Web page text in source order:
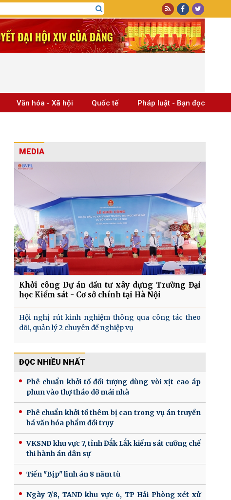
Văn hóa - Xã hội Quốc tế Pháp luật - Bạn đọc
MEDIA
Khởi công Dự án đầu tư xây dựng Trường Đại
học Kiểm sát - Cơ sở chính tại Hà Nội
Hội nghị rút kinh nghiệm thông qua công tác theo
dõi, quản lý 2 chuyên đề nghiệp vụ
ĐỌC NHIỀU NHẤT
Phê chuẩn khởi tố đối tượng dùng vòi xịt cao áp
phun vào thợ tháo dỡ mái nhà
Phê chuẩn khởi tố thêm bị can trong vụ án truyền
bá văn hóa phẩm đồi trụy
VKSND khu vực 7, tỉnh Đắk Lắk kiểm sát cưỡng chế
thi hành án dân sự
Tiến "Bịp" lĩnh án 8 năm tù
Ngày 7/8, TAND khu vực 6, TP Hải Phòng xét xử